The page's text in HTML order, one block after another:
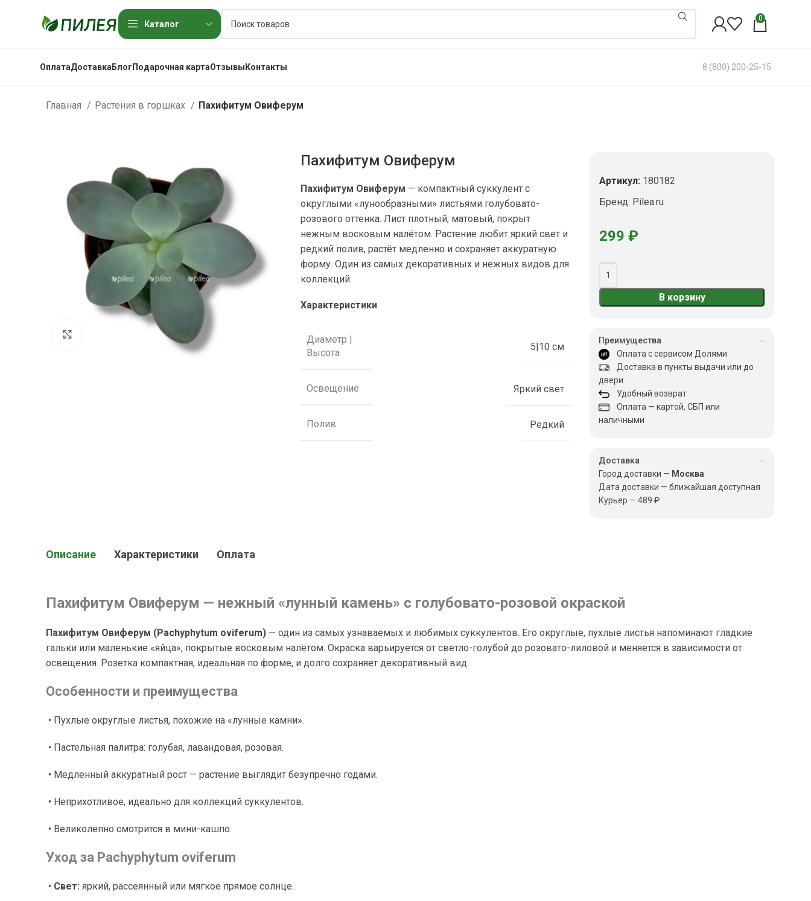
Каталог
0
ОплатаДоставка Блог Подарочная картаОтзывы Контакты 8 (800) 200-25-15
Главная Растения в горшках Пахифитум Овиферум
Нажмите, чтобы увеличить
Пахифитум Овиферум
Пахифитум Овиферум — компактный суккулент с
округлыми «лунообразными» листьями голубовато-
розового оттенка. Лист плотный, матовый, покрыт
нежным восковым налётом. Растение любит яркий свет и
редкий полив, растёт медленно и сохраняет аккуратную
форму. Один из самых декоративных и нежных видов для
коллекций.
Характеристики
Диаметр |
Высота
5|10 см
Освещение Яркий свет
Полив Редкий
Артикул: 180182
Бренд: Pilea.ru
299₽
В корзину
Преимущества
Оплата с сервисом Долями
Доставка в пункты выдачи или до
двери
Удобный возврат
Оплата — картой, СБП или
наличными
Доставка
Город доставки — Москва
Дата доставки — ближайшая доступная
Курьер — 489 ₽
Описание Характеристики Оплата
Пахифитум Овиферум — нежный «лунный камень» с голубовато-розовой окраской
Пахифитум Овиферум (Pachyphytum oviferum) — один из самых узнаваемых и любимых суккулентов. Его округлые, пухлые листья напоминают гладкие
гальки или маленькие «яйца», покрытые восковым налётом. Окраска варьируется от светло-голубой до розовато-лиловой и меняется в зависимости от
освещения. Розетка компактная, идеальная по форме, и долго сохраняет декоративный вид.
Особенности и преимущества
• Пухлые округлые листья, похожие на «лунные камни».
• Пастельная палитра: голубая, лавандовая, розовая.
• Медленный аккуратный рост — растение выглядит безупречно годами.
• Неприхотливое, идеально для коллекций суккулентов.
• Великолепно смотрится в мини-кашпо.
Уход за Pachyphytum oviferum
• Свет: яркий, рассеянный или мягкое прямое солнце.